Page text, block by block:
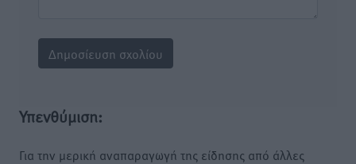
Υπενθύμιση:
Για την μερική αναπαραγωγή της είδησης από άλλες